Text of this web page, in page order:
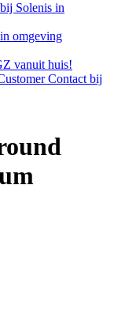
Solenis in
omgeving
vanuit huis!
Contact bij